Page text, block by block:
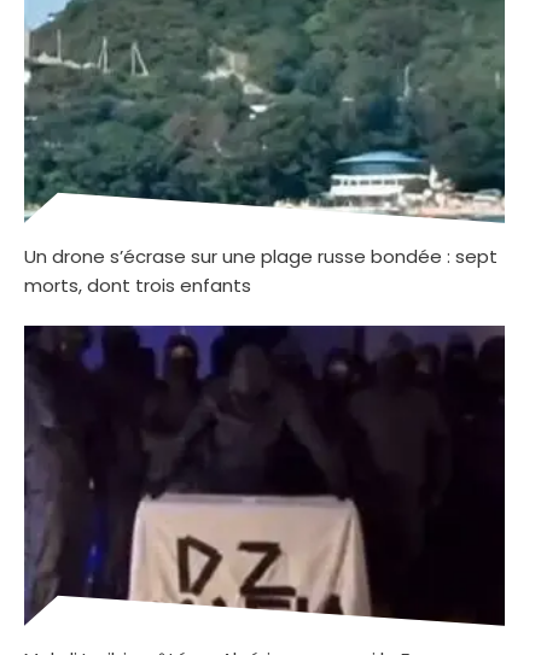
Un drone s’écrase sur une plage russe bondée : sept
morts, dont trois enfants